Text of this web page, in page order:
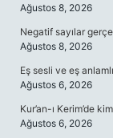
Ağustos 8, 2026
Negatif sayılar
Ağustos 8, 2026
Eş sesli ve eş anlamlı
Ağustos 6, 2026
Kur’an-ı Kerim’de
Ağustos 6, 2026